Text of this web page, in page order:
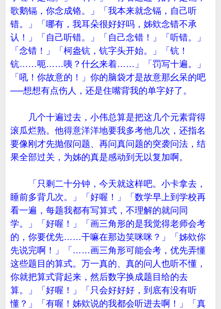
歌鹅镉，你念成铬。」「我本来就念镉，自己听
错。」「哪有，我耳朵很好好吗，姊欸念错不承
认！」「自己听错。」「自己念错！」「听错。」
「念错！」「柯盎钪，钪字头开始。」「钪！
钪……呃……咦？什幺来着……」「罚写十遍。」
「吼！你故意的！」你的脑袋才是故意那幺呆的吧
──想想有点伤人，还是住嘴背我的单字好了。
几个十遍过去，小伟总算是把这几个元素背得
滚瓜烂熟。他得意洋洋地要我多考他几次，还指名
要像刚才先抛假问题、再问真问题的突袭问法，结
果全部过关，为姊的真是感动到无以复加啊。
「只剩二十分钟，今天就这样吧。小卡拿去，
睡前多背几次。」「好喔！」「数学早上到学校再
看一遍，每题我都有写算式，不理解的就问同
学。」「好喔！」「画三角形的是我觉得老师会考
的，你要优先……干嘛在那边笑咪咪？」「姊欸你
先说完啊！」「……画三角形可能会考，优先弄懂
这些题目的算式。万一真的、真的问人也听不懂，
你就把算式背起来，然后数字换成题目给的去
算。」「好喔！」「只会好好好，到底有没有听
懂？」「有喔！姊欸说的我都会听进去啊！」「真